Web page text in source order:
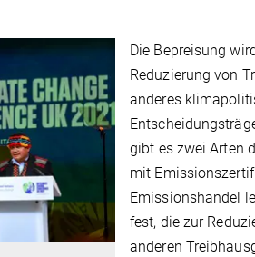
Die Bepreisung
Reduzierung von
anderes
gibt es zwei Arten
mit
Emissionshandel
fest, die zur
anderen